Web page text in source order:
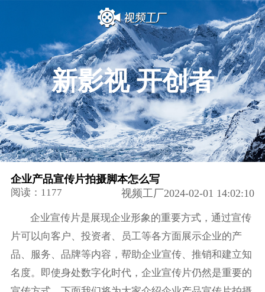
新影视 开创者
企业产品宣传片拍摄脚本怎么写
阅读：1177 视频工厂2024-02-01 14:02:10
企业宣传片是展现企业形象的重要方式，通过宣传
片可以向客户、投资者、员工等各方面展示企业的产
品、服务、品牌等内容，帮助企业宣传、推销和建立知
名度。即使身处数字化时代，企业宣传片仍然是重要的